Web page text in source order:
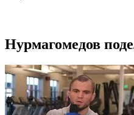
Нурмагомедов